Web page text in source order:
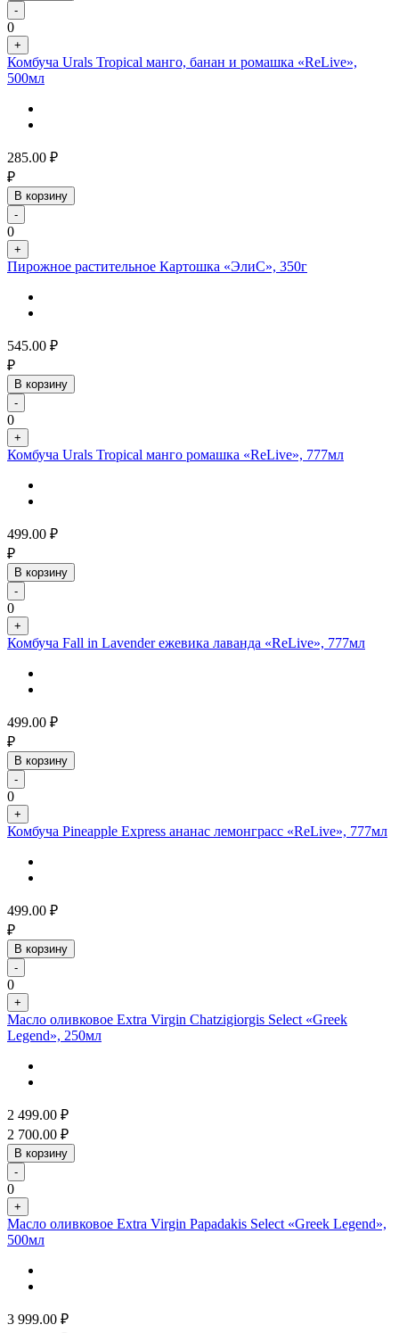
-
0
+
Комбуча Urals Tropical манго, банан и ромашка «ReLive»,
500мл
285.00 ₽
₽
В корзину
-
0
+
Пирожное растительное Картошка «ЭлиС», 350г
545.00 ₽
₽
В корзину
-
0
+
Комбуча Urals Tropical манго ромашка «ReLive», 777мл
499.00 ₽
₽
В корзину
-
0
+
Комбуча Fall in Lavender ежевика лаванда «ReLive», 777мл
499.00 ₽
₽
В корзину
-
0
+
Комбуча Pineapple Express ананас лемонграсс «ReLive», 777мл
499.00 ₽
₽
В корзину
-
0
+
Масло оливковое Extra Virgin Chatzigiorgis Select «Greek
Legend», 250мл
2 499.00 ₽
2 700.00 ₽
В корзину
-
0
+
Масло оливковое Extra Virgin Papadakis Select «Greek Legend»,
500мл
3 999.00 ₽